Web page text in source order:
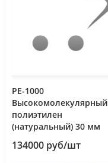
РЕ-1000
Высокомолекулярный
полиэтилен
(натуральный) 30 мм
134000 руб/шт